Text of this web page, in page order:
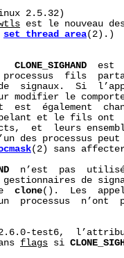
2.5.32)
est le nouveau
set_thread_area(2).)
CLONE_SIGHAND
est
fils
signaux.  Si
modifier le
est  également
et le fils ont
et  leurs
des processus
(2) sans
n’est  pas
de
clone().  Les
processus  n’ont
test6,
flags si